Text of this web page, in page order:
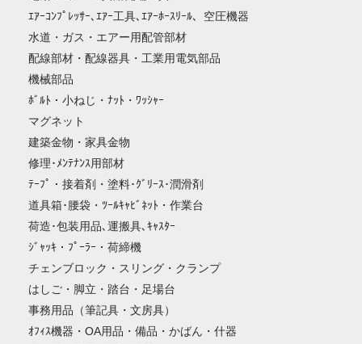
ｴｱｰｺﾝﾌﾟﾚｯｻｰ､ｴｱｰ工具､ｴｱｰﾎｰｽﾘｰﾙ、空圧機器
水道・ガス・エアー用配管部材
配線部材・配線器具・工業用電気部品
機械部品
ﾎﾞﾙﾄ・小ねじ・ﾅｯﾄ・ﾜｯｼｬｰ
マグネット
建築金物・家具金物
修理･ﾒﾝﾃﾅﾝｽ用部材
ﾃｰﾌﾟ・接着剤・塗料･ｸﾞﾘｰｽ･潤滑剤
道具箱･腰袋・ﾂｰﾙｷｬﾋﾞﾈｯﾄ・作業台
荷造･包装用品､運搬具､ｷｬｽﾀｰ
ｼﾞｬｯｷ・ﾌﾟｰﾗｰ・荷締機
チェンブロック・スリング・クランプ
はしご・脚立・踏台・足場台
事務用品（筆記具・文房具）
ｵﾌｨｽ機器・OA用品・備品・かばん・什器